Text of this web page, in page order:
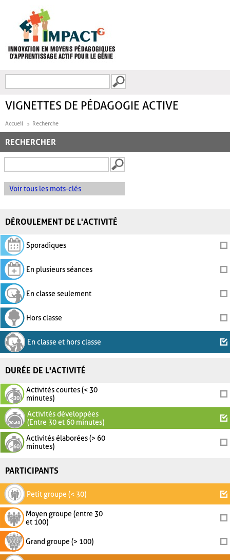
FORMULAIRE DE
VIGNETTES DE PÉDAGOGIE ACTIVE
Accueil Recherche
RECHERCHER
Voir tous les mots-clés
DÉROULEMENT DE L'ACTIVITÉ
Sporadiques
En plusieurs séances
En classe seulement
Hors classe
En classe et hors classe
DURÉE DE L'ACTIVITÉ
Activités courtes (< 30
minutes)
Activités développées
(Entre 30 et 60 minutes)
Activités élaborées (> 60
minutes)
PARTICIPANTS
Petit groupe (< 30)
Moyen groupe (entre 30
et 100)
Grand groupe (> 100)